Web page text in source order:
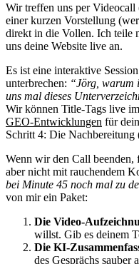
Wir treffen uns per Videocall
einer kurzen Vorstellung
direkt in die Vollen. Ich teile
uns deine Website live an.
Es ist eine interaktive
unterbrechen: “Jörg, warum
uns mal dieses
Wir können Title-Tags live
GEO-Entwicklungen für
Schritt 4: Die
Wenn wir den Call
aber nicht mit rauchendem
bei Minute 45 noch mal zu
von mir ein Paket:
Die Video-
willst. Gib es deinem
Die KI-
des Gesprächs sauber